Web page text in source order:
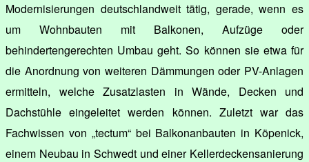
Modernisierungen deutschlandweit tätig, gerade, wenn es
um Wohnbauten mit Balkonen, Aufzüge oder
behindertengerechten Umbau geht. So können sie etwa für
die Anordnung von weiteren Dämmungen oder PV-Anlagen
ermitteln, welche Zusatzlasten in Wände, Decken und
Dachstühle eingeleitet werden können. Zuletzt war das
Fachwissen von „tectum“ bei Balkonanbauten in Köpenick,
einem Neubau in Schwedt und einer Kellerdeckensanierung